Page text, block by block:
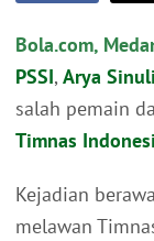
Bola.com,
PSSI, Arya
salah pemain
Timnas
Kejadian
melawan